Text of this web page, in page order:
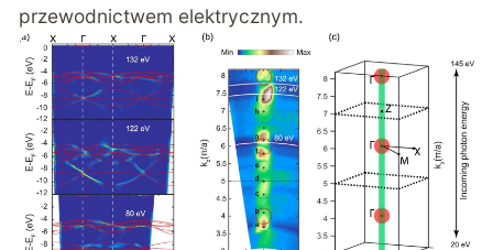
przewodnictwem elektrycznym.